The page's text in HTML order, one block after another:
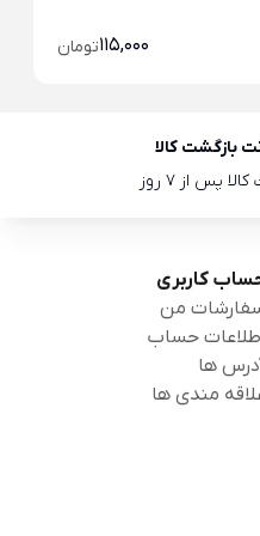
115,000تومان
بازگشت کالا
پس از 7 روز
کاربری
من
حساب
ها
مندی ها